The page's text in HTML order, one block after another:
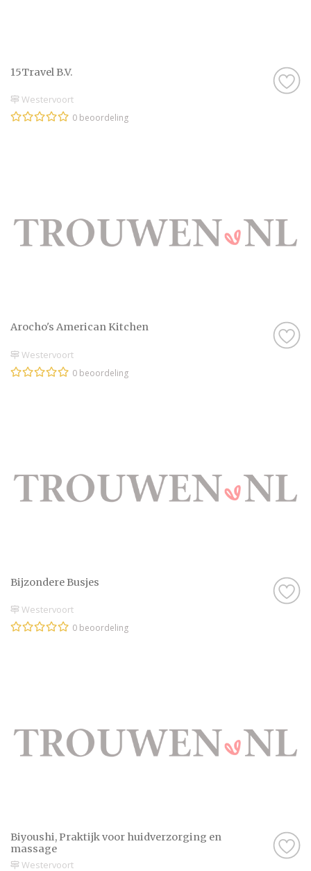
15Travel B.V.
Westervoort
0 beoordeling
Arocho's American Kitchen
Westervoort
0 beoordeling
Bijzondere Busjes
Westervoort
0 beoordeling
Biyoushi, Praktijk voor huidverzorging en
massage
Westervoort